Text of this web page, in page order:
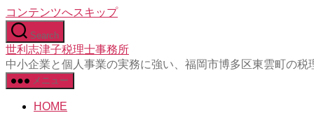
コンテンツへスキップ
Search
世利志津子税理士事務所
中小企業と個人事業の実務に強い、福岡市博多区東雲町の
メニュー
HOME